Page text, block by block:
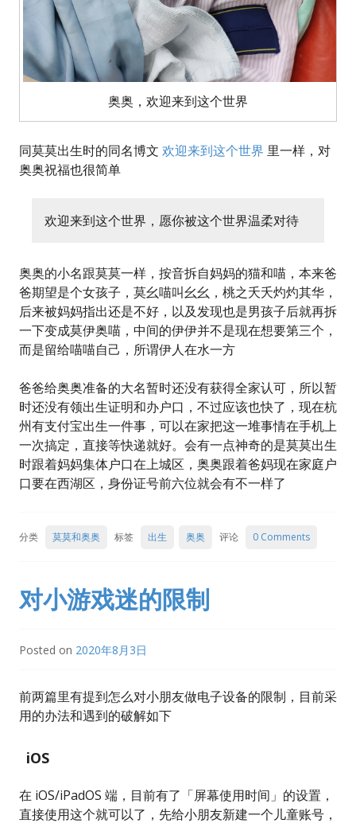
奥奥，欢迎来到这个世界
同莫莫出生时的同名博文 欢迎来到这个世界 里一样，对
奥奥祝福也很简单
欢迎来到这个世界，愿你被这个世界温柔对待
奥奥的小名跟莫莫一样，按音拆自妈妈的猫和喵，本来爸
爸期望是个女孩子，莫幺喵叫幺幺，桃之夭夭灼灼其华，
后来被妈妈指出还是不好，以及发现也是男孩子后就再拆
一下变成莫伊奥喵，中间的伊伊并不是现在想要第三个，
而是留给喵喵自己，所谓伊人在水一方
爸爸给奥奥准备的大名暂时还没有获得全家认可，所以暂
时还没有领出生证明和办户口，不过应该也快了，现在杭
州有支付宝出生一件事，可以在家把这一堆事情在手机上
一次搞定，直接等快递就好。会有一点神奇的是莫莫出生
时跟着妈妈集体户口在上城区，奥奥跟着爸妈现在家庭户
口要在西湖区，身份证号前六位就会有不一样了
分类 莫莫和奥奥 标签 出生 奥奥 评论 0 Comments
对小游戏迷的限制
Posted on 2020年8月3日
前两篇里有提到怎么对小朋友做电子设备的限制，目前采
用的办法和遇到的破解如下
iOS
在 iOS/iPadOS 端，目前有了「屏幕使用时间」的设置，
直接使用这个就可以了，先给小朋友新建一个儿童账号，